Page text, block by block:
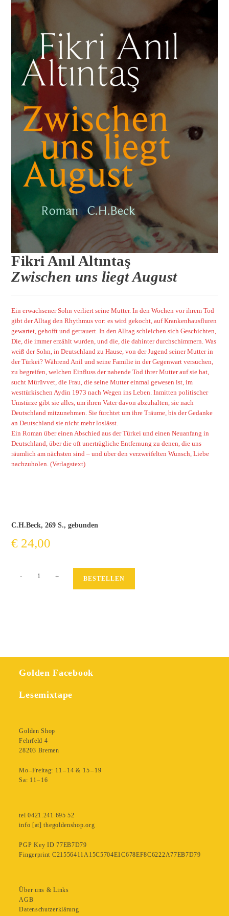
Fikri Anıl Altıntaş
Zwischen uns liegt August
Ein erwachsener Sohn verliert seine Mutter. In den Wochen vor ihrem Tod
gibt der Alltag den Rhythmus vor: es wird gekocht, auf Krankenhausfluren
gewartet, gehofft und getrauert. In den Alltag schleichen sich Geschichten,
Die, die immer erzählt wurden, und die, die dahinter durchschimmern. Was
weiß der Sohn, in Deutschland zu Hause, von der Jugend seiner Mutter in
der Türkei? Während Anil und seine Familie in der Gegenwart versuchen,
zu begreifen, welchen Einfluss der nahende Tod ihrer Mutter auf sie hat,
sucht Mürüvvet, die Frau, die seine Mutter einmal gewesen ist, im
westtürkischen Aydin 1973 nach Wegen ins Leben. Inmitten politischer
Umstürze gibt sie alles, um ihren Vater davon abzuhalten, sie nach
Deutschland mitzunehmen. Sie fürchtet um ihre Träume, bis der Gedanke
an Deutschland sie nicht mehr loslässt.
Ein Roman über einen Abschied aus der Türkei und einen Neuanfang in
Deutschland, über die oft unerträgliche Entfernung zu denen, die uns
räumlich am nächsten sind – und über den verzweifelten Wunsch, Liebe
nachzuholen. (Verlagstext)
C.H.Beck, 269 S., gebunden
€ 24,00
Zwischen
- + BESTELLEN
Golden Facebook
Lesemixtape
Golden Shop
Fehrfeld 4
28203 Bremen
Mo–Freitag: 11 – 14 & 15 – 19
Sa: 11– 16
tel 0421.241 695 52
info [at] thegoldenshop.org
PGP Key ID 77EB7D79
Fingerprint C21556411A15C5704E1C678EF8C6222A77EB7D79
Über uns & Links
AGB
Datenschutzerklärung